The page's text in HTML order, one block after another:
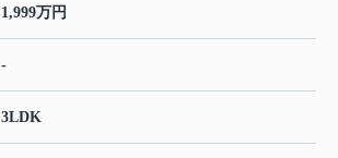
1,999万円
-
3LDK